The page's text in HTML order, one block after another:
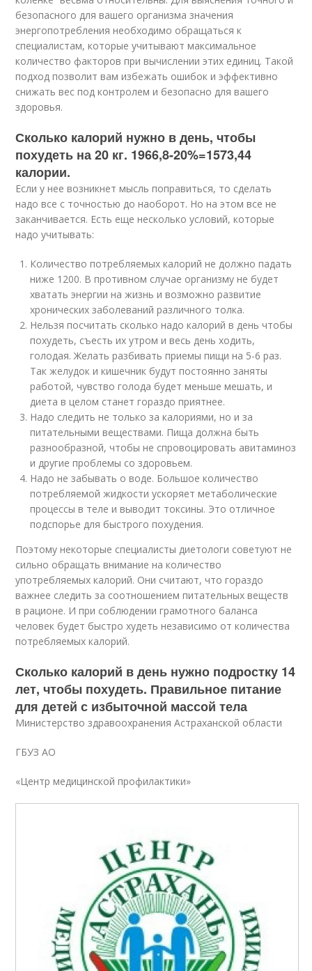
безопасного для вашего организма значения
энергопотребления необходимо обращаться к
специалистам, которые учитывают максимальное
количество факторов при вычислении этих единиц. Такой
подход позволит вам избежать ошибок и эффективно
снижать вес под контролем и безопасно для вашего
здоровья.
Сколько калорий нужно в день, чтобы
похудеть на 20 кг. 1966,8-20%=1573,44
калории.
Если у нее возникнет мысль поправиться, то сделать
надо все с точностью до наоборот. Но на этом все не
заканчивается. Есть еще несколько условий, которые
надо учитывать:
Количество потребляемых калорий не должно падать
ниже 1200. В противном случае организму не будет
хватать энергии на жизнь и возможно развитие
хронических заболеваний различного толка.
Нельзя посчитать сколько надо калорий в день чтобы
похудеть, съесть их утром и весь день ходить,
голодая. Желать разбивать приемы пищи на 5-6 раз.
Так желудок и кишечник будут постоянно заняты
работой, чувство голода будет меньше мешать, и
диета в целом станет гораздо приятнее.
Надо следить не только за калориями, но и за
питательными веществами. Пища должна быть
разнообразной, чтобы не спровоцировать авитаминоз
и другие проблемы со здоровьем.
Надо не забывать о воде. Большое количество
потребляемой жидкости ускоряет метаболические
процессы в теле и выводит токсины. Это отличное
подспорье для быстрого похудения.
Поэтому некоторые специалисты диетологи советуют не
сильно обращать внимание на количество
употребляемых калорий. Они считают, что гораздо
важнее следить за соотношением питательных веществ
в рационе. И при соблюдении грамотного баланса
человек будет быстро худеть независимо от количества
потребляемых калорий.
Сколько калорий в день нужно подростку 14
лет, чтобы похудеть. Правильное питание
для детей с избыточной массой тела
Министерство здравоохранения Астраханской области
ГБУЗ АО
«Центр медицинской профилактики»